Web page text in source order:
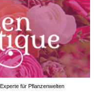
für Pflanzenwelten